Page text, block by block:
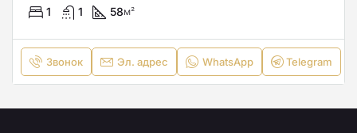
1 1 58м²
Звонок Эл. адрес WhatsApp Telegram